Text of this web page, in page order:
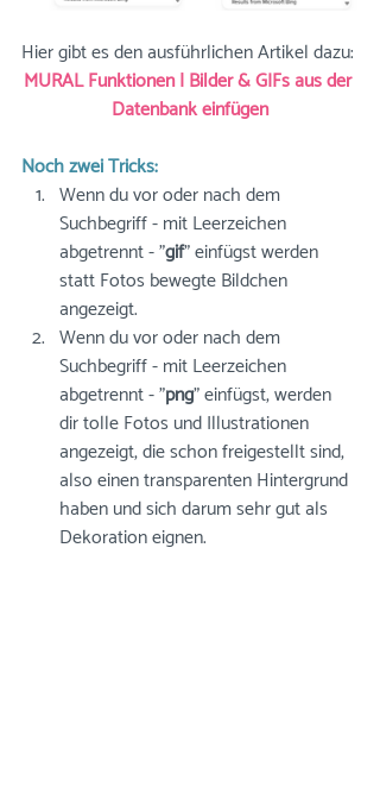
Hier gibt es den ausführlichen Artikel dazu:
MURAL Funktionen | Bilder & GIFs aus der
Datenbank einfügen
Noch zwei Tricks:
Wenn du vor oder nach dem
Suchbegriff - mit Leerzeichen
abgetrennt - "gif" einfügst werden
statt Fotos bewegte Bildchen
angezeigt.
Wenn du vor oder nach dem
Suchbegriff - mit Leerzeichen
abgetrennt - "png" einfügst, werden
dir tolle Fotos und Illustrationen
angezeigt, die schon freigestellt sind,
also einen transparenten Hintergrund
haben und sich darum sehr gut als
Dekoration eignen.